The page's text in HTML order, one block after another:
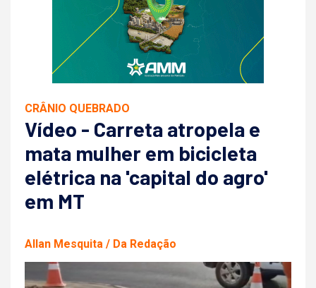
CRÂNIO QUEBRADO
Vídeo - Carreta atropela e
mata mulher em bicicleta
elétrica na 'capital do agro'
em MT
Allan Mesquita / Da Redação